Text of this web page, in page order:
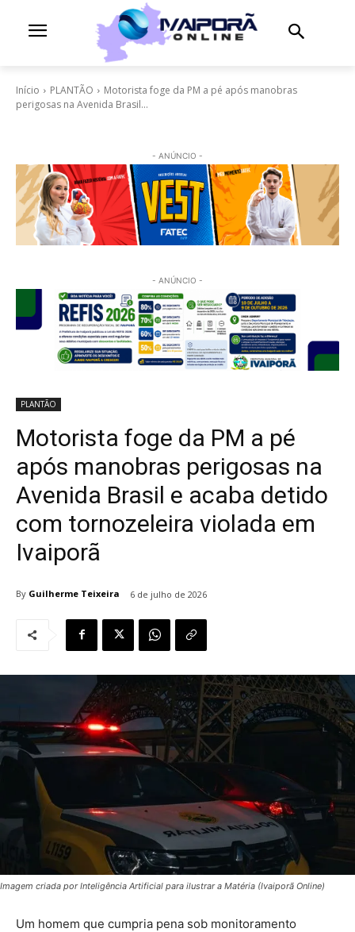
Início PLANTÃO
Motorista foge da PM a pé após manobras
perigosas na Avenida Brasil...
- ANÚNCIO -
- ANÚNCIO -
PLANTÃO
Motorista foge da PM a pé
após manobras perigosas na
Avenida Brasil e acaba detido
com tornozeleira violada em
Ivaiporã
By Guilherme Teixeira 6 de julho de 2026
Imagem criada por Inteligência Artificial para ilustrar a Matéria (Ivaiporã Online)
Um homem que cumpria pena sob monitoramento